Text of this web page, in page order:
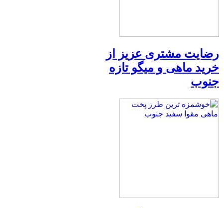
رضایت مشتری عزیز از
خرید ماهی و میگو تازه
جنوب